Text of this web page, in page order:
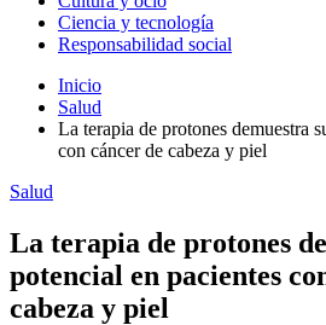
Ciencia y tecnología
Responsabilidad social
Inicio
Salud
La terapia de protones demuestra
con cáncer de cabeza y piel
Salud
La terapia de protones
potencial en pacientes
cabeza y piel